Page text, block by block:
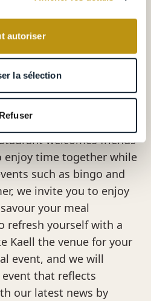
de personnaliser le contenu
notre trafic. Nous
informations sur l'utilisation de
de médias sociaux, de
combiner celles-ci
que vous leur avez fournies
de votre utilisation de leurs
autoriser
la sélection
Refuser
to be
welcomes friends
enjoy time together while
such as bingo and
we invite you to enjoy
your meal
refresh yourself with a
Kaell the venue for your
event, and we will
that reflects
our latest news by